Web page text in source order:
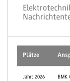
Plätze
Jahr: 2026
BMK